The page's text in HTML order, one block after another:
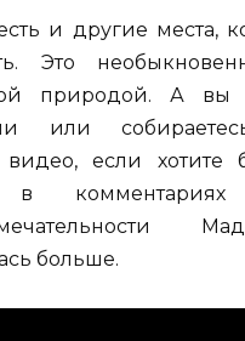
и другие места,
Это
природой. А
или
видео, если хотите
в
больше.